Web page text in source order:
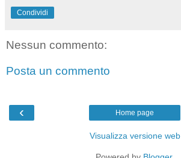
Condividi
Nessun commento:
Posta un commento
‹ Home page
Visualizza versione web